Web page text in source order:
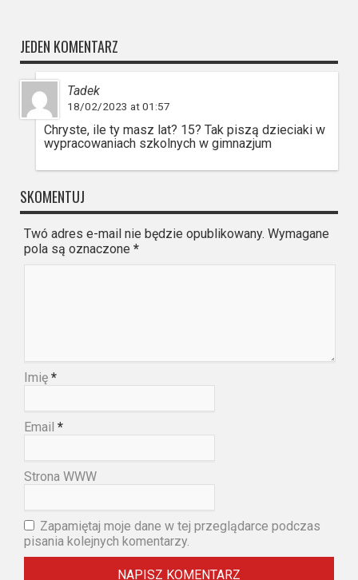
JEDEN KOMENTARZ
Tadek
18/02/2023 at 01:57
Chryste, ile ty masz lat? 15? Tak piszą dzieciaki w
wypracowaniach szkolnych w gimnazjum
SKOMENTUJ
Twó adres e-mail nie będzie opublikowany. Wymagane
pola są oznaczone *
Imię *
Email *
Strona WWW
Zapamiętaj moje dane w tej przeglądarce podczas
pisania kolejnych komentarzy.